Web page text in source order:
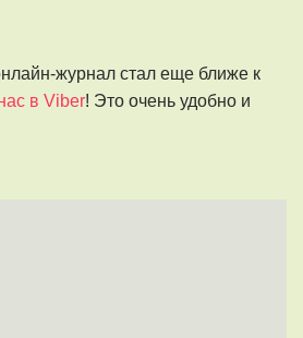
журнал стал еще ближе к
в Viber! Это очень удобно и